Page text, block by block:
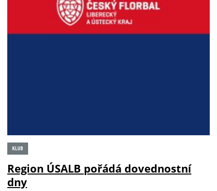
KLUB
Region ÚSALB pořádá dovednostní
dny